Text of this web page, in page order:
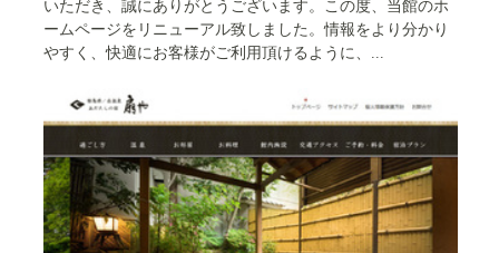
いただき、誠にありがとうございます。この度、当館のホ
ームページをリニューアル致しました。情報をより分かり
やすく、快適にお客様がご利用頂けるように、...